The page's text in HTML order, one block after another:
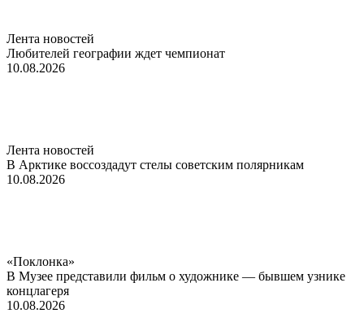
Лента новостей
Любителей географии ждет чемпионат
10.08.2026
Лента новостей
В Арктике воссоздадут стелы советским полярникам
10.08.2026
«Поклонка»
В Музее представили фильм о художнике — бывшем узнике
концлагеря
10.08.2026